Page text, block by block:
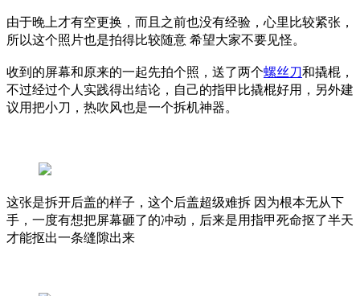
由于晚上才有空更换，而且之前也没有经验，心里比较紧张，
所以这个照片也是拍得比较随意 希望大家不要见怪。
收到的屏幕和原来的一起先拍个照，送了两个螺丝刀和撬棍，
不过经过个人实践得出结论，自己的指甲比撬棍好用，另外建
议用把小刀，热吹风也是一个拆机神器。
这张是拆开后盖的样子，这个后盖超级难拆 因为根本无从下
手，一度有想把屏幕砸了的冲动，后来是用指甲死命抠了半天
才能抠出一条缝隙出来